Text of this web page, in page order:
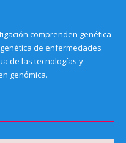
comprenden genética
de enfermedades
de las tecnologías y
genómica.